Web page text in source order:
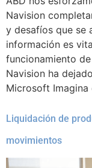
Navision
y desafíos que se
información es
funcionamiento
Navision ha
Microsoft
Liquidación de
movimientos